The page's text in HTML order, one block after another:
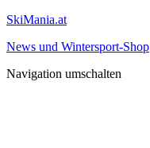
SkiMania.at
News und Wintersport-Shop
Navigation umschalten